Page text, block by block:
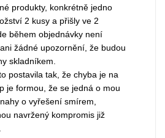
produkty, konkrétně jedno
2 kusy a přišly ve 2
během objednávky není
žádné upozornění, že budou
skladníkem.
postavila tak, že chyba je na
je formou, že se jedná o mou
o vyřešení smírem,
navržený kompromis již